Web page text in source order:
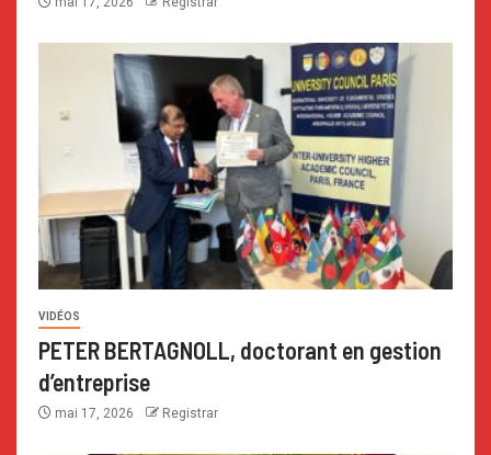
VIDÉOS
PETER BERTAGNOLL, doctorant en gestion
d’entreprise
mai 17, 2026 Registrar